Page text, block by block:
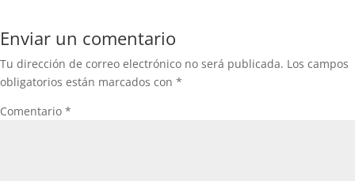
Enviar un comentario
Tu dirección de correo electrónico no será publicada. Los campos
obligatorios están marcados con *
Comentario *